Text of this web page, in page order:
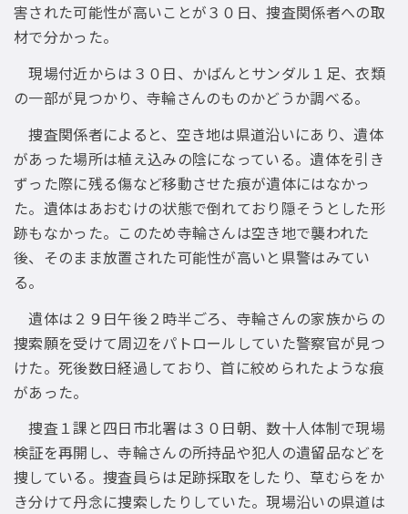
害された可能性が高いことが３０日、捜査関係者への取
材で分かった。
現場付近からは３０日、かばんとサンダル１足、衣類
の一部が見つかり、寺輪さんのものかどうか調べる。
捜査関係者によると、空き地は県道沿いにあり、遺体
があった場所は植え込みの陰になっている。遺体を引き
ずった際に残る傷など移動させた痕が遺体にはなかっ
た。遺体はあおむけの状態で倒れており隠そうとした形
跡もなかった。このため寺輪さんは空き地で襲われた
後、そのまま放置された可能性が高いと県警はみてい
る。
遺体は２９日午後２時半ごろ、寺輪さんの家族からの
捜索願を受けて周辺をパトロールしていた警察官が見つ
けた。死後数日経過しており、首に絞められたような痕
があった。
捜査１課と四日市北署は３０日朝、数十人体制で現場
検証を再開し、寺輪さんの所持品や犯人の遺留品などを
捜している。捜査員らは足跡採取をしたり、草むらをか
き分けて丹念に捜索したりしていた。現場沿いの県道は